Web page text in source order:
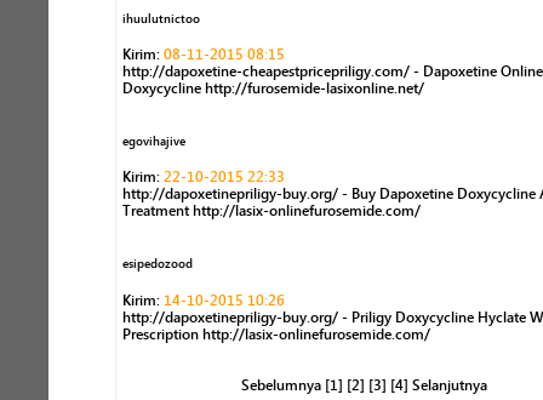
ihuulutnictoo
Kirim: 08-11-2015 08:15
http://dapoxetine-cheapestpricepriligy.com/ - Dapoxetine Online
Doxycycline http://furosemide-lasixonline.net/
egovihajive
Kirim: 22-10-2015 22:33
http://dapoxetinepriligy-buy.org/ - Buy Dapoxetine Doxycycline
Treatment http://lasix-onlinefurosemide.com/
esipedozood
Kirim: 14-10-2015 10:26
http://dapoxetinepriligy-buy.org/ - Priligy Doxycycline Hyclate
Prescription http://lasix-onlinefurosemide.com/
Sebelumnya [1] [2] [3] [4] Selanjutnya